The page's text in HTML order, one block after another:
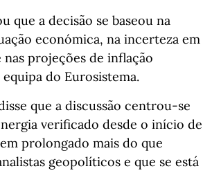
que a decisão se baseou na
económica, na incerteza em
nas projeções de inflação
do Eurosistema.
que a discussão centrou‑se
verificado desde o início de
prolongado mais do que
geopolíticos e que se está